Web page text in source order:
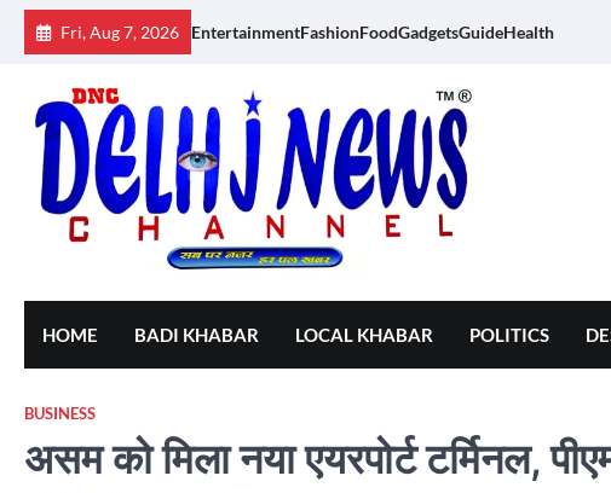
Skip
Fri, Aug 7, 2026 EntertainmentFashionFoodGadgetsGuideHealth
HOME BADI KHABAR LOCAL KHABAR POLITICS
BUSINESS
असम को मिला नया एयरपोर्ट टर्मिनल,